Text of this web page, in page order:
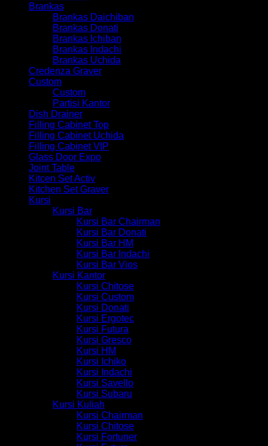
Brankas
Brankas Daichiban
Brankas Donati
Brankas Ichiban
Brankas Indachi
Brankas Uchida
Credenza Graver
Custom
Custom
Partisi Kantor
Dish Drainer
Filling Cabinet Top
Filling Cabinet Uchida
Filling Cabinet VIP
Glass Door Expo
Joint Table
Kitcen Set Activ
Kitchen Set Graver
Kursi
Kursi Bar
Kursi Bar Chairman
Kursi Bar Donati
Kursi Bar HM
Kursi Bar Indachi
Kursi Bar Vios
Kursi Kantor
Kursi Chitose
Kursi Custom
Kursi Donati
Kursi Ergotec
Kursi Futura
Kursi Gresco
Kursi HM
Kursi Ichiko
Kursi Indachi
Kursi Savello
Kursi Subaru
Kursi Kuliah
Kursi Chairman
Kursi Chitose
Kursi Fortuner